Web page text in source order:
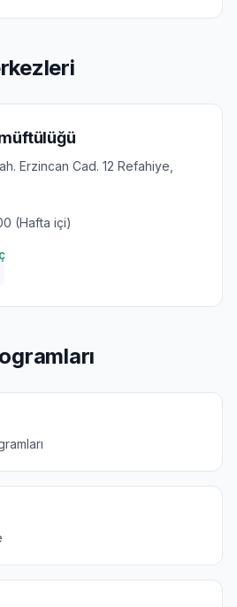
müftülüğü
Erzincan Cad. 12 Refahiye,
(Hafta içi)